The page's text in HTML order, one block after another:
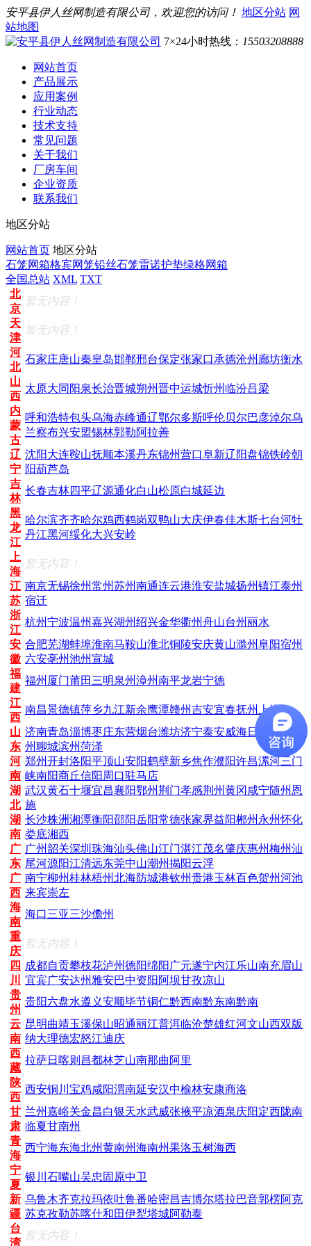
安平县伊人丝网制造有限公司，欢迎您的访问！ 地区分站 网
站地图
7×24小时热线： 15503208888
网站首页
产品展示
应用案例
行业动态
技术支持
常见问题
关于我们
厂房车间
企业资质
联系我们
地区分站
网站首页 地区分站
石笼网箱格宾网笼铅丝石笼雷诺护垫绿格网箱
全国总站 XML TXT
北
京
暂无内容！
天
津
暂无内容！
河
北
石家庄唐山秦皇岛邯郸邢台保定张家口承德沧州 廊坊衡水
山
西
太原大同 阳泉长治晋城朔州晋中运城忻州 临汾吕梁
内
蒙
古
呼和浩特包头乌海赤峰通辽鄂尔多斯呼伦贝尔巴彦淖尔乌
兰察布兴安盟锡林郭勒阿拉善
辽
宁
沈阳大连鞍山抚顺本溪丹东锦州营口阜新辽阳盘锦铁岭朝
阳葫芦岛
吉
林
长春吉林四平辽源通化白山松原白城延边
黑
龙
江
哈尔滨齐齐哈尔鸡西鹤岗双鸭山大庆伊春佳木斯七台河牡
丹江黑河绥化大兴安岭
上
海
暂无内容！
江
苏
南京无锡徐州常州苏州南通连云港淮安盐城扬州镇江泰州
宿迁
浙
江
杭州宁波温州嘉兴湖州绍兴金华衢州舟山台州丽水
安
徽
合肥芜湖蚌埠淮南马鞍山淮北铜陵安庆黄山滁州阜阳宿州
六安亳州池州宣城
福
建
福州 厦门莆田 三明泉州漳州南平龙岩宁德
江
西
南昌景德镇萍乡九江新余鹰潭赣州吉安宜春抚州 上饶
山
东
济南青岛淄博枣庄东营烟台潍坊济宁泰安威海日照 临沂
州聊城滨州菏泽
河
南
郑州开封洛阳平顶山安阳鹤壁新乡焦作濮阳许昌漯河三门
峡南阳商丘信阳 周口驻马店
湖
北
武汉黄石十堰宜昌襄阳鄂州荆门孝感荆州黄冈 咸宁随州 恩
施
湖
南
长沙株洲湘潭衡阳邵阳岳阳常德张家界益阳郴州 永州怀化
娄底湘西
广
东
广州韶关深圳 珠海汕头佛山江门湛江茂名肇庆惠州梅州汕
尾河源阳江清远东莞中山潮州揭阳云浮
广
西
南宁柳州桂林梧州北海防城港钦州贵港玉林百色贺州河池
来宾崇左
海
南
海口三亚三沙儋州
重
庆
暂无内容！
四
川
成都自贡攀枝花泸州德阳绵阳 广元遂宁内江乐山南充眉山
宜宾广安达州 雅安巴中资阳 阿坝甘孜凉山
贵
州
贵阳六盘水遵义安顺毕节铜仁黔西南黔东南黔南
云
南
昆明曲靖玉溪保山昭通丽江普洱临沧楚雄红河文山西双版
纳大理德宏怒江迪庆
西
藏
拉萨日喀则 昌都林芝山南那曲 阿里
陕
西
西安铜川 宝鸡咸阳渭南延安汉中榆林安康商洛
甘
肃
兰州嘉峪关金昌白银天水武威张掖平凉酒泉庆阳定西陇南
临夏甘南州
青
海
西宁海东海北州黄南州海南州果洛玉树海西
宁
夏
银川 石嘴山吴忠 固原中卫
新
疆
乌鲁木齐克拉玛依吐鲁番哈密昌吉博尔塔拉巴音郭楞阿克
苏克孜勒苏喀什和田伊犁塔城阿勒泰
台
湾
暂无内容！